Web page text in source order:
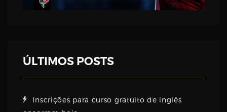
ÚLTIMOS POSTS
Inscrições para curso gratuito de inglês